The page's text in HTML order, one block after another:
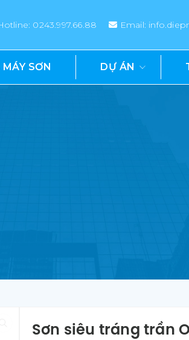
0243.997.66.88 Email:
SƠN DỰ ÁN
Sơn siêu tráng trần